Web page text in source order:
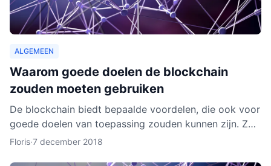
ALGEMEEN
Waarom goede doelen de blockchain
zouden moeten gebruiken
De blockchain biedt bepaalde voordelen, die ook voor
goede doelen van toepassing zouden kunnen zijn. Zo
zouden organisaties ook een heel nieuw publiek
Floris·7 december 2018